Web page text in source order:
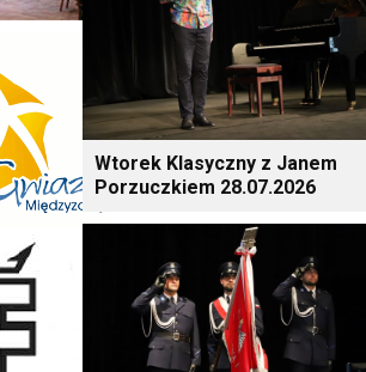
Wtorek Klasyczny z Janem
Porzuczkiem 28.07.2026